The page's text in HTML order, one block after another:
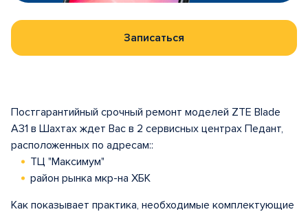
Записаться
Постгарантийный срочный ремонт моделей ZTE Blade
A31 в Шахтах ждет Вас в 2 сервисных центрах Педант,
расположенных по адресам::
ТЦ "Максимум"
район рынка мкр-на ХБК
Как показывает практика, необходимые комплектующие